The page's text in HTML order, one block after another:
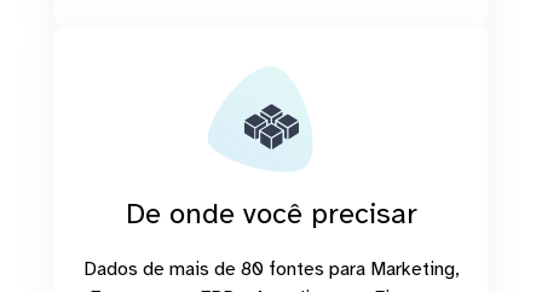
De onde você precisar
Dados de mais de 80 fontes para Marketing,